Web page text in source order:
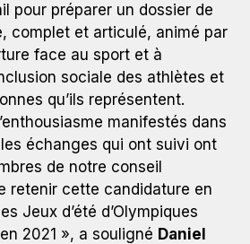
pour préparer un dossier de
complet et articulé, animé par
face au sport et à
sociale des athlètes et
qu’ils représentent.
manifestés dans
échanges qui ont suivi ont
de notre conseil
retenir cette candidature en
Jeux d’été d’Olympiques
2021 », a souligné Daniel